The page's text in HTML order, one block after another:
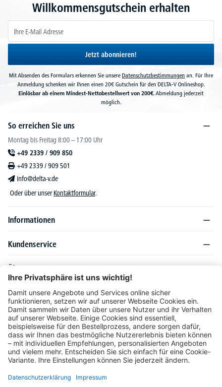
Willkommensgutschein erhalten
Jetzt abonnieren!
Mit Absenden des Formulars erkennen Sie unsere Datenschutzbestimmungen an. Für Ihre
Anmeldung schenken wir Ihnen einen 20€ Gutschein für den DELTA-V Onlineshop.
Einlösbar ab einem Mindest-Nettobestellwert von 200€.Abmeldung jederzeit
möglich.
So erreichen Sie uns
Montag bis Freitag 8:00 – 17:00 Uhr
+49 2339 / 909 850
+49 2339 / 909 501
info@delta-v.de
Oder über unser Kontaktformular.
Informationen
Kundenservice
Über DELTA-V
Produktsortiment
Ratgeber
Folgen Sie uns auch auf
Unser Angebot richtet sich ausschließlich an Industrie, Handel, Gewerbe und